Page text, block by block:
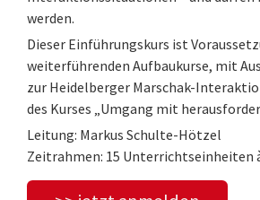
werden.
Dieser Einführungskurs ist
weiterführenden Aufbaukurse, mit
zur Heidelberger Marschak-
des Kurses „Umgang mit
Leitung: Markus Schulte-Hötzel
Zeitrahmen: 15 Unterrichtseinheiten